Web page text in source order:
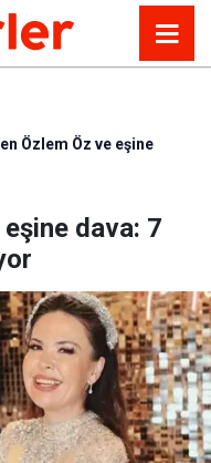
Özlem Öz ve eşine
dava: 7